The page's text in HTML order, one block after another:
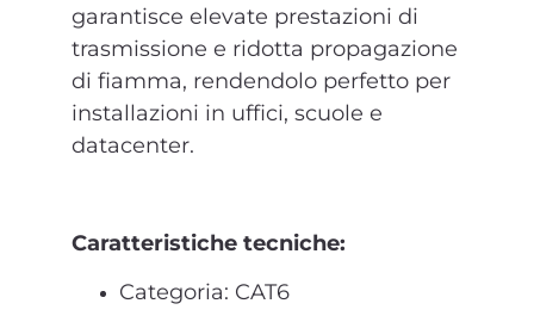
garantisce elevate prestazioni di
trasmissione e ridotta propagazione
di fiamma, rendendolo perfetto per
installazioni in uffici, scuole e
datacenter.
Caratteristiche tecniche:
Categoria: CAT6